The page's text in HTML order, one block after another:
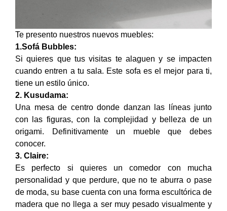
Te presento nuestros nuevos muebles:
1.Sofá Bubbles:
Si quieres que tus visitas te alaguen y se impacten
cuando entren a tu sala. Este sofa es el mejor para ti,
tiene un estilo único.
2. Kusudama:
Una mesa de centro donde danzan las líneas junto
con las figuras, con la complejidad y belleza de un
origami. Definitivamente un mueble que debes
conocer.
3. Claire:
Es perfecto si quieres un comedor con mucha
personalidad y que perdure, que no te aburra o pase
de moda, su base cuenta con una forma escultórica de
madera que no llega a ser muy pesado visualmente y